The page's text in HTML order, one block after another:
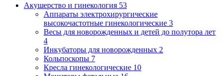
Акушерство и гинекология 53
Аппараты электрохирургические
высокочастотные гинекологические 3
Весы для новорожденных и детей до полутора лет
4
Инкубаторы для новорожденных 2
Кольпоскопы 7
Кресла гинекологические 10